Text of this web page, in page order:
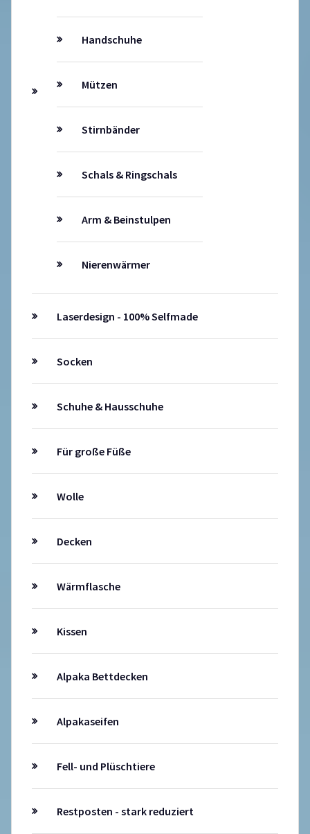
Handschuhe
Mützen
Stirnbänder
Schals & Ringschals
Arm & Beinstulpen
Nierenwärmer
Laserdesign - 100% Selfmade
Socken
Schuhe & Hausschuhe
Für große Füße
Wolle
Decken
Wärmflasche
Kissen
Alpaka Bettdecken
Alpakaseifen
Fell- und Plüschtiere
Restposten - stark reduziert